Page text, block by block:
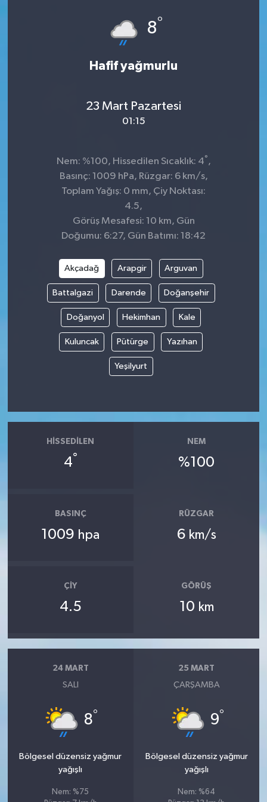
8°
Hafif yağmurlu
23 Mart Pazartesi
01:15
Nem: %100, Hissedilen Sıcaklık: 4° ,
Basınç: 1009 hPa, Rüzgar: 6 km/s,
Toplam Yağış: 0 mm, Çiy Noktası:
4.5,
Görüş Mesafesi: 10 km, Gün
Doğumu: 6:27, Gün Batımı: 18:42
Akçadağ Arapgir Arguvan
Battalgazi Darende Doğanşehir
Doğanyol Hekimhan Kale
Kuluncak Pütürge Yazıhan
Yeşilyurt
HISSEDILEN
4°
NEM
%100
BASINÇ
1009 hpa
RÜZGAR
6 km/s
ÇIY
4.5
GÖRÜŞ
10 km
24 MART
SALI
8°
Bölgesel düzensiz yağmur
yağışlı
Nem: %75
25 MART
ÇARŞAMBA
9°
Bölgesel düzensiz yağmur
yağışlı
Nem: %64